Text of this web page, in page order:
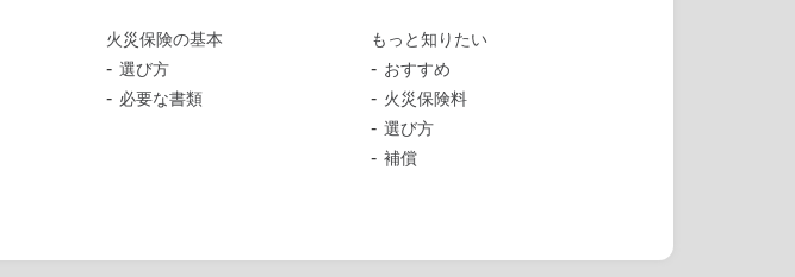
火災保険の基本
選び方
必要な書類
もっと知りたい
おすすめ
火災保険料
選び方
補償